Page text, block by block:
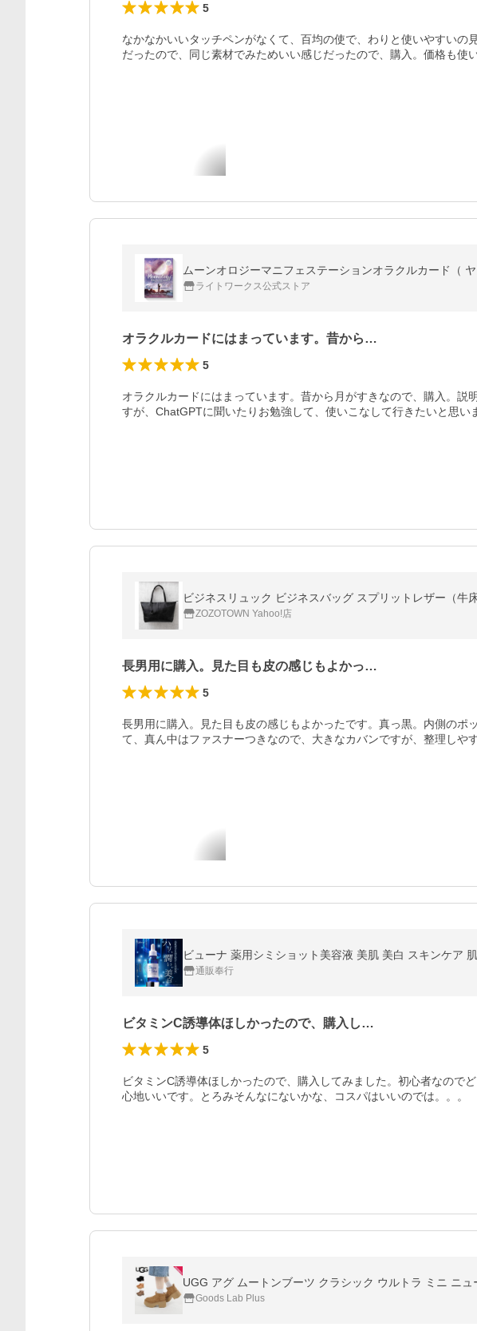
5
なかなかいいタッチペンがなくて、百均の使で、わりと使いやすいの
だったので、同じ素材でみためいい感じだったので、購入。価格も使
ムーンオロジーマニフェステーションオラクルカード（
ライトワークス公式ストア
オラクルカードにはまっています。昔から…
5
オラクルカードにはまっています。昔から月がすきなので、購入。説
すが、ChatGPTに聞いたりお勉強して、使いこなして行きたいと思い
ビジネスリュック ビジネスバッグ スプリットレザー（
ZOZOTOWN Yahoo!店
長男用に購入。見た目も皮の感じもよかっ…
5
長男用に購入。見た目も皮の感じもよかったです。真っ黒。内側のポ
て、真ん中はファスナーつきなので、大きなカバンですが、整理しやす
ビューナ 薬用シミショット美容液 美肌 美白 スキンケア
通販奉行
ビタミンC誘導体ほしかったので、購入し…
5
ビタミンC誘導体ほしかったので、購入してみました。初心者なので
心地いいです。とろみそんなにないかな、コスパはいいのでは。。。
UGG アグ ムートンブーツ クラシック ウルトラ ミニ ニ
Goods Lab Plus